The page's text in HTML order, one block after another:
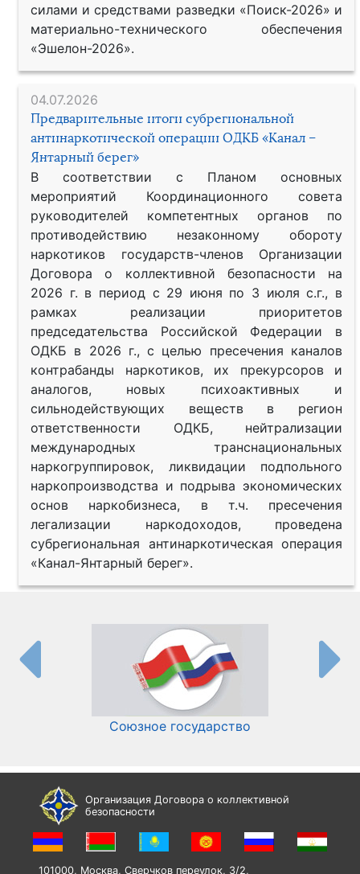
силами и средствами разведки «Поиск-2026» и
материально-технического обеспечения
«Эшелон-2026».
04.07.2026
Предварительные итоги субрегиональной
антинаркотической операции ОДКБ «Канал –
Янтарный берег»
В соответствии с Планом основных
мероприятий Координационного совета
руководителей компетентных органов по
противодействию незаконному обороту
наркотиков государств-членов Организации
Договора о коллективной безопасности на
2026 г. в период с 29 июня по 3 июля с.г., в
рамках реализации приоритетов
председательства Российской Федерации в
ОДКБ в 2026 г., с целью пресечения каналов
контрабанды наркотиков, их прекурсоров и
аналогов, новых психоактивных и
сильнодействующих веществ в регион
ответственности ОДКБ, нейтрализации
международных транснациональных
наркогруппировок, ликвидации подпольного
наркопроизводства и подрыва экономических
основ наркобизнеса, в т.ч. пресечения
легализации наркодоходов, проведена
субрегиональная антинаркотическая операция
«Канал-Янтарный берег».
Союзное государство
Организация Договора о коллективной
безопасности
101000, Москва, Сверчков переулок, 3/2,